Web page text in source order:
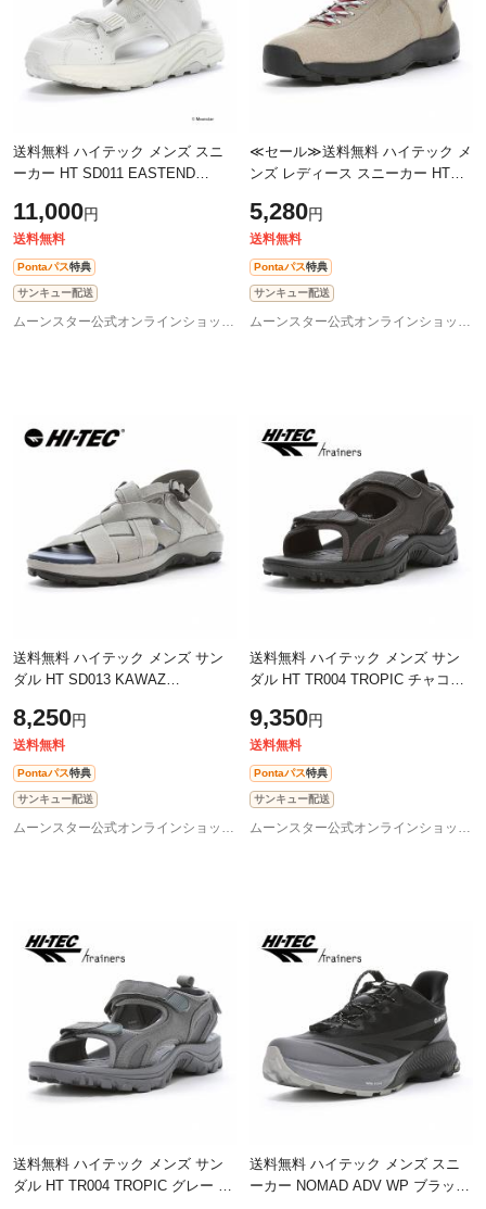
送料無料 ハイテック メンズ スニ
ーカー HT SD011 EASTEND
WATERFRONT サンダル シューズ
靴 水遊び 川 海 夏 アウト
11,000円
送料無料
Pontaパス特典
サンキュー配送
ムーンスター公式オンラインショップ au PAY マーケット店
≪セール≫送料無料 ハイテック メ
ンズ レディース スニーカー HT
ベージュ/ローズ 外遊びを楽しむた
めのア
5,280円
送料無料
Pontaパス特典
サンキュー配送
ムーンスター公式オンラインショップ au PAY マーケット店
送料無料 ハイテック メンズ サン
ダル HT SD013 KAWAZ
ーツサンダル 耐摩耗 衝撃吸収 外
遊びを楽しむため
8,250円
送料無料
Pontaパス特典
サンキュー配送
ムーンスター公式オンラインショップ au PAY マーケット店
送料無料 ハイテック メンズ サン
ダル HT TR004 TROPIC チャコー
アーカイブモデル スポーツサンダ
ル 靴
9,350円
送料無料
Pontaパス特典
サンキュー配送
ムーンスター公式オンラインショップ au PAY マーケット店
送料無料 ハイテック メンズ サン
ダル HT TR004 TROPIC グレー 耐
送料無料 ハイテック メンズ スニ
ーカー NOMAD ADV WP ブラッ